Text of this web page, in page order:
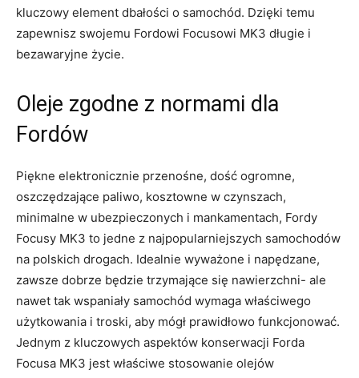
kluczowy element dbałości o samochód. Dzięki ⁤temu
zapewnisz swojemu Fordowi Focusowi MK3‍ długie i
bezawaryjne życie.
Oleje zgodne z normami dla
Fordów
Piękne elektronicznie przenośne, dość ogromne,
oszczędzające paliwo, kosztowne w czynszach,
minimalne w ubezpieczonych i mankamentach, Fordy‍
Focusy MK3⁤ to ‍jedne z najpopularniejszych samochodów
na polskich drogach. Idealnie wyważone i ‌napędzane,
zawsze dobrze będzie trzymające się nawierzchni- ale​
nawet tak wspaniały ⁣samochód wymaga właściwego
użytkowania i troski, aby mógł prawidłowo funkcjonować.
Jednym z kluczowych aspektów konserwacji Forda
Focusa MK3 ⁢jest właściwe ⁣stosowanie olejów